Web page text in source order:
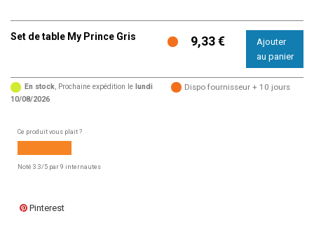
Set de table My Prince Gris 9,33 €
En stock, Prochaine expédition le lundi
10/08/2026
Dispo fournisseur + 10 jours
Ce produit vous plait ?
Noté 3.3/5 par 9 internautes
Pinterest